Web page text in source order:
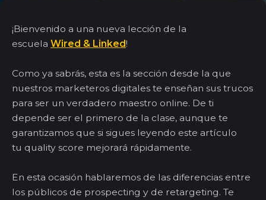
¡Bienvenido a una nueva lección de la
escuela Wired & Linked!
Como ya sabrás, esta es la sección desde la que
nuestros marketeros digitales te enseñan sus trucos
para ser un verdadero maestro online. De ti
depende ser el primero de la clase, aunque te
garantizamos que si sigues leyendo este artículo
tu quality score mejorará rápidamente.
En esta ocasión hablaremos de las diferencias entre
los públicos de prospecting y de retargeting. Te